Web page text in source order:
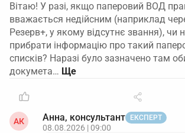
Вітаю! У разі, якщо паперовий ВОД
вважається недійсним (наприклад
Резерв+, у якому відсутнє звання), чи
прибрати інформацію про такий
списків? Наразі було зазначено там
докумета…
АК Анна, консультант ЕКСПЕРТ
08.08.2026 | 09:00